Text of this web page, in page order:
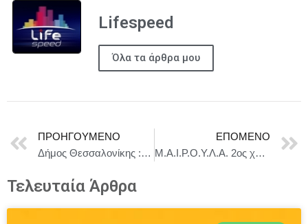
Lifespeed
Όλα τα άρθρα μου
ΠΡΟΗΓΟΎΜΕΝΟ
Δήμος Θεσσαλονίκης : MATAROA Street Contest
ΕΠΌΜΕΝΟ
Μ.Α.Ι.Ρ.Ο.Υ.Λ.Α. 2ος χρόνος – Θέατρο Μικρό Χόρν – Έναρξη: Δευτέρα 6 Οκτωβρίου
Τελευταία Άρθρα